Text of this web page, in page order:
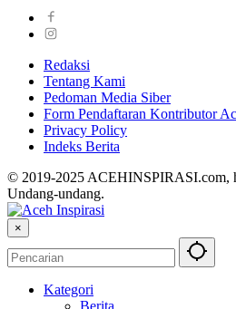
Redaksi
Tentang Kami
Pedoman Media Siber
Form Pendaftaran Kontributor
Privacy Policy
Indeks Berita
© 2019-2025 ACEHINSPIRASI.com,
Undang-undang.
×
Kategori